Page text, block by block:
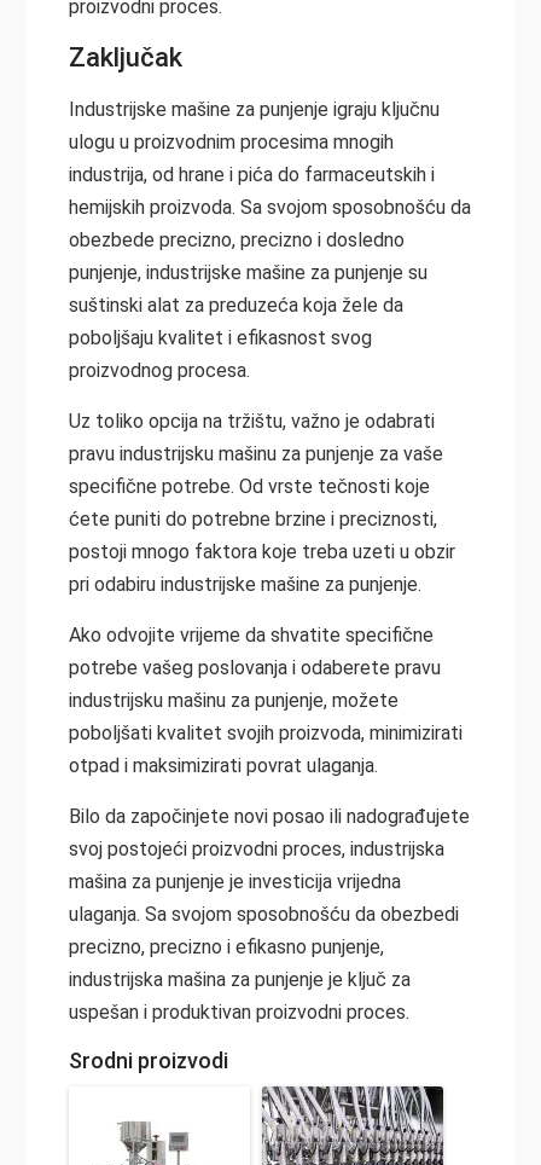
proizvodni proces.
Zaključak
Industrijske mašine za punjenje igraju ključnu
ulogu u proizvodnim procesima mnogih
industrija, od hrane i pića do farmaceutskih i
hemijskih proizvoda. Sa svojom sposobnošću da
obezbede precizno, precizno i dosledno
punjenje, industrijske mašine za punjenje su
suštinski alat za preduzeća koja žele da
poboljšaju kvalitet i efikasnost svog
proizvodnog procesa.
Uz toliko opcija na tržištu, važno je odabrati
pravu industrijsku mašinu za punjenje za vaše
specifične potrebe. Od vrste tečnosti koje
ćete puniti do potrebne brzine i preciznosti,
postoji mnogo faktora koje treba uzeti u obzir
pri odabiru industrijske mašine za punjenje.
Ako odvojite vrijeme da shvatite specifične
potrebe vašeg poslovanja i odaberete pravu
industrijsku mašinu za punjenje, možete
poboljšati kvalitet svojih proizvoda, minimizirati
otpad i maksimizirati povrat ulaganja.
Bilo da započinjete novi posao ili nadograđujete
svoj postojeći proizvodni proces, industrijska
mašina za punjenje je investicija vrijedna
ulaganja. Sa svojom sposobnošću da obezbedi
precizno, precizno i efikasno punjenje,
industrijska mašina za punjenje je ključ za
uspešan i produktivan proizvodni proces.
Srodni proizvodi